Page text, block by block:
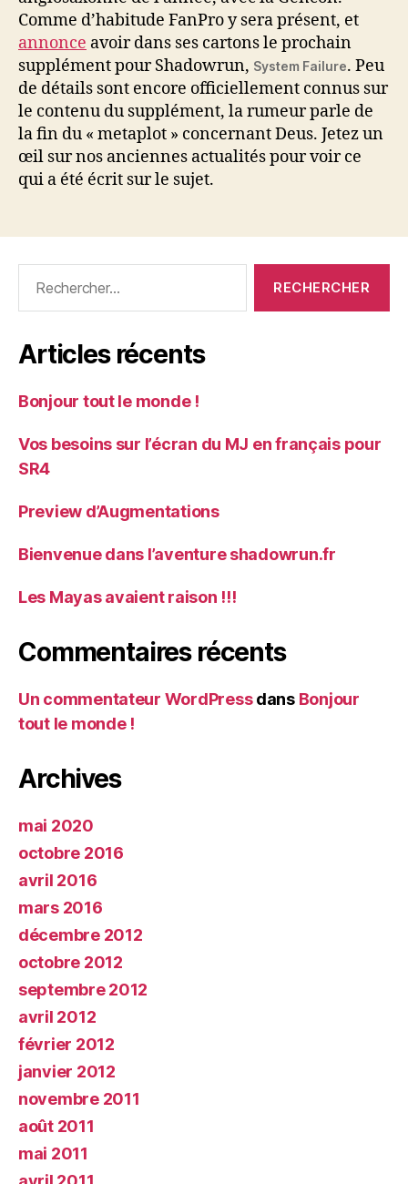
Comme d’habitude FanPro y sera présent, et
annonce avoir dans ses cartons le prochain
supplément pour Shadowrun, System Failure. Peu
de détails sont encore officiellement connus sur
le contenu du supplément, la rumeur parle de
la fin du « metaplot » concernant Deus. Jetez un
œil sur nos anciennes actualités pour voir ce
qui a été écrit sur le sujet.
Articles récents
Bonjour tout le monde !
Vos besoins sur l’écran du MJ en français pour
SR4
Preview d’Augmentations
Bienvenue dans l’aventure shadowrun.fr
Les Mayas avaient raison !!!
Commentaires récents
Un commentateur WordPressdans Bonjour
tout le monde !
Archives
mai 2020
octobre 2016
avril 2016
mars 2016
décembre 2012
octobre 2012
septembre 2012
avril 2012
février 2012
janvier 2012
novembre 2011
août 2011
mai 2011